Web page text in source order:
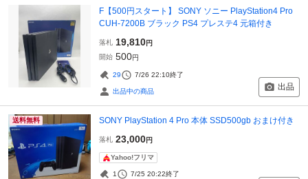
F【500円スタート】 SONY ソニー PlayStation4 Pro
CUH-7200B ブラック PS4 プレステ4 元箱付き
落札 19,810円
開始 500円
29 7/26 22:10終了
出品中の商品 出品
送料無料 SONY PlayStation 4 Pro 本体 SSD500gb おまけ付き
落札 23,000円
Yahoo!フリマ
1 7/25 20:22終了